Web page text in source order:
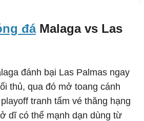
đáMalaga vs Las
đánh bại Las Palmas ngay
thủ, qua đó mở toang cánh
tranh tấm vé thăng hạng
dĩ có thể mạnh dạn dùng từ